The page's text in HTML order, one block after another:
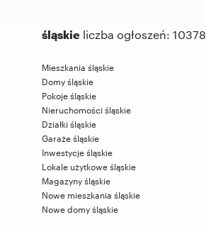
śląskie liczba ogłoszeń: 10378
Mieszkania śląskie
Domy śląskie
Pokoje śląskie
Nieruchomości śląskie
Działki śląskie
Garaże śląskie
Inwestycje śląskie
Lokale użytkowe śląskie
Magazyny śląskie
Nowe mieszkania śląskie
Nowe domy śląskie